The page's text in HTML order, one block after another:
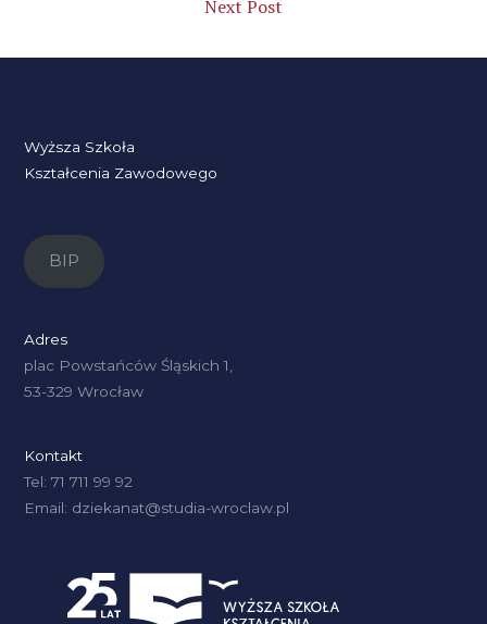
Next Post
Wyższa Szkoła
Kształcenia Zawodowego
BIP
Adres
plac Powstańców Śląskich 1,
53-329 Wrocław
Kontakt
Tel: 71 711 99 92
Email: dziekanat@studia-wroclaw.pl